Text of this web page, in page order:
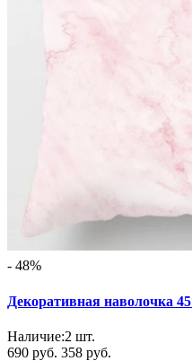
- 48%
Декоративная наволочка
Наличие:2 шт.
690 руб. 358 руб.